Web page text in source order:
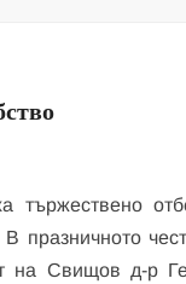
тържествено
на Свищов д-р